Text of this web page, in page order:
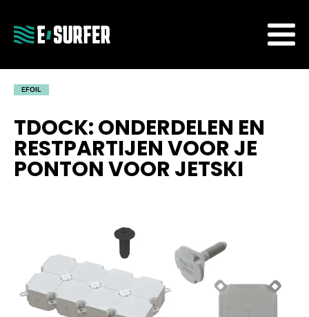
EFOIL
TDOCK: ONDERDELEN EN
RESTPARTIJEN VOOR JE
PONTON VOOR JETSKI